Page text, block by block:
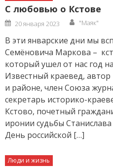
С любовью о Кстове
Posted
on
20 января 2023 Author
"Маяк"
В эти январские дни мы
Семёновича Маркова –
который ушел от нас год
Известный краевед, автор
и районе, член Союза
секретарь историко-
Кстово, почетный
иронии судьбы
День российской […]
Люди и жизнь